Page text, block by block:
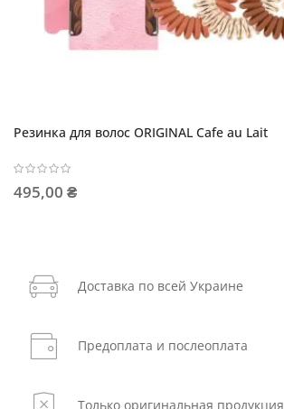
Резинка для волос ORIGINAL Cafe au Lait
495,00 ₴
Доставка по всей Украине
Предоплата и послеоплата
Только оригинальная продукция